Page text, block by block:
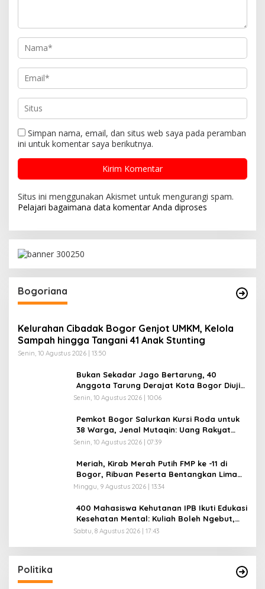
Simpan nama, email, dan situs web saya pada peramban
ini untuk komentar saya berikutnya.
Situs ini menggunakan Akismet untuk mengurangi spam.
Pelajari bagaimana data komentar Anda diproses
Bogoriana
Kelurahan Cibadak Bogor Genjot UMKM, Kelola
Sampah hingga Tangani 41 Anak Stunting
Senin, 10 Agustus 2026 | 13:50
Bukan Sekadar Jago Bertarung, 40
Anggota Tarung Derajat Kota Bogor Diuji
Disiplin dan Mental
Senin, 10 Agustus 2026 | 10:06
Pemkot Bogor Salurkan Kursi Roda untuk
38 Warga, Jenal Mutaqin: Uang Rakyat
Harus Dirasakan Rakyat
Senin, 10 Agustus 2026 | 07:39
Meriah, Kirab Merah Putih FMP ke -11 di
Bogor, Ribuan Peserta Bentangkan Lima
Bendera Raksasa
Minggu, 9 Agustus 2026 | 13:34
400 Mahasiswa Kehutanan IPB Ikuti Edukasi
Kesehatan Mental: Kuliah Boleh Ngebut,
Mental Jangan Kusut
Sabtu, 8 Agustus 2026 | 17:43
Politika